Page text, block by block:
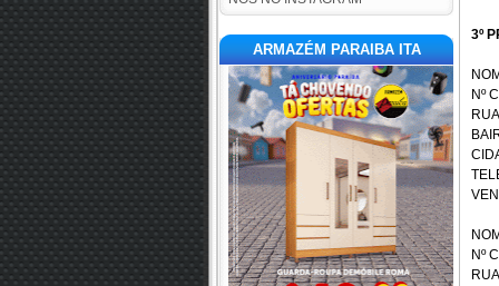
ARMAZÉM PARAIBA ITA
3º
Nº
Nº